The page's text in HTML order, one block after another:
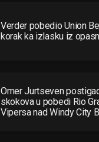
Verder pobedio Union
korak ka izlasku iz
Omer Jurtseven
skokova u pobedi Rio
Vipersa nad Windy City